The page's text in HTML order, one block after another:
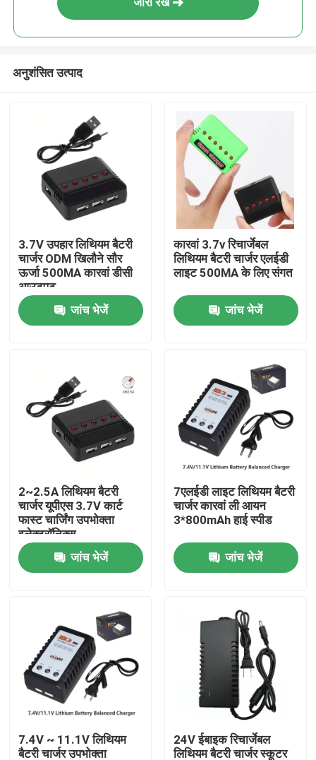
उत्पादों
हमारे बारे में
कारखाना भ्रमण
गुणवत्ता नियंत्रण
एक उद्धरण का अनुरोध करें
लिथियम आयन बैटरी सेल
लिथियम आयरन फॉस्फेट बैटरी सेल
अनुशंसित उत्पाद
3.7V उपहार लिथियम बैटरी
चार्जर ODM खिलौने सौर
ऊर्जा 500MA कारवां डीसी
आउटपुट
जांच भेजें
कारवां 3.7v रिचार्जेबल
लिथियम बैटरी चार्जर एलईडी
लाइट 500MA के लिए संगत
जांच भेजें
2~2.5A लिथियम बैटरी
चार्जर यूपीएस 3.7V कार्ट
फास्ट चार्जिंग उपभोक्ता
इलेक्ट्रॉनिक्स
जांच भेजें
7एलईडी लाइट लिथियम बैटरी
चार्जर कारवां ली आयन
3*800mAh हाई स्पीड
जांच भेजें
7.4V ~ 11.1V लिथियम
बैटरी चार्जर उपभोक्ता
24V ईबाइक रिचार्जेबल
लिथियम बैटरी चार्जर स्कूटर